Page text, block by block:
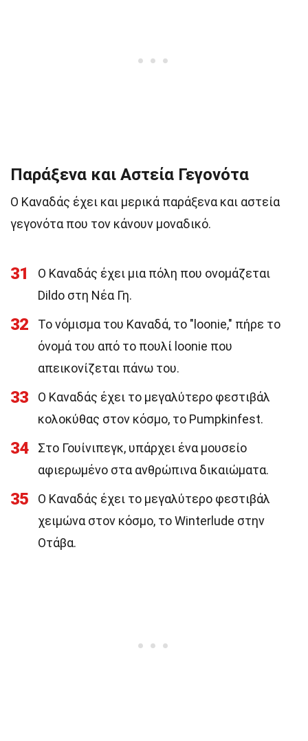
Παράξενα και Αστεία Γεγονότα
Ο Καναδάς έχει και μερικά παράξενα και αστεία
γεγονότα που τον κάνουν μοναδικό.
31
Ο Καναδάς έχει μια πόλη που ονομάζεται
Dildo στη Νέα Γη.
32
Το νόμισμα του Καναδά, το "loonie," πήρε το
όνομά του από το πουλί loonie που
απεικονίζεται πάνω του.
33
Ο Καναδάς έχει το μεγαλύτερο φεστιβάλ
κολοκύθας στον κόσμο, το Pumpkinfest.
34
Στο Γουίνιπεγκ, υπάρχει ένα μουσείο
αφιερωμένο στα ανθρώπινα δικαιώματα.
35
Ο Καναδάς έχει το μεγαλύτερο φεστιβάλ
χειμώνα στον κόσμο, το Winterlude στην
Οτάβα.